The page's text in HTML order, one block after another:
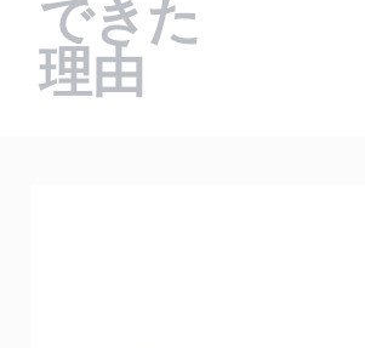
確保するためのサポートを行います。
決済セキュリティ
機密性の高い決済データを保護する
主要なテクノロジーやインフラストラ
イダーと提携しています。
ソリューションプロバイダ
す。
デベロッパーガイド
CybersourceのAPIを実装するための
Cybersourceのお客様サポートポータ
ち記事一覧にアクセスできます。
技術文書
Cybersourceの沿革
Cybersourceが、決済や不正詐欺管理
企業となった理由や、企業のグローバ
Cybersourceのチームに加わってみま
できた
理由